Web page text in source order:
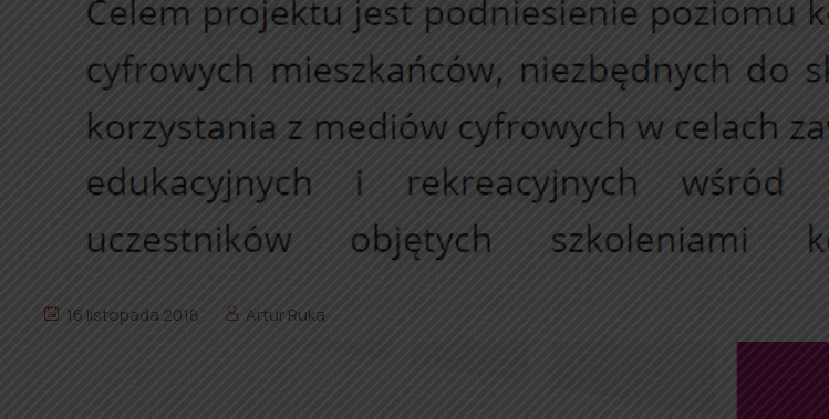
16 listopada 2018 Artur Ruka